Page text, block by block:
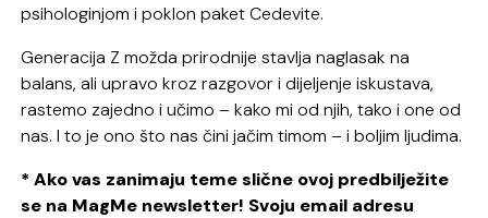
psihologinjom i poklon paket Cedevite.
Generacija Z možda prirodnije stavlja naglasak na
balans, ali upravo kroz razgovor i dijeljenje iskustava,
rastemo zajedno i učimo – kako mi od njih, tako i one od
nas. I to je ono što nas čini jačim timom – i boljim ljudima.
* Ako vas zanimaju teme slične ovoj predbilježite
se na MagMe newsletter! Svoju email adresu